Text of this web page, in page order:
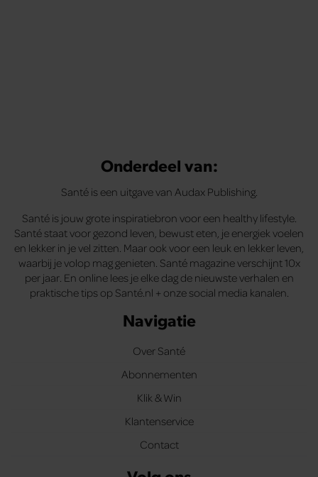
Onderdeel van:
Santé is een uitgave van Audax Publishing.
Santé is jouw grote inspiratiebron voor een healthy lifestyle.
Santé staat voor gezond leven, bewust eten, je energiek voelen
en lekker in je vel zitten. Maar ook voor een leuk en lekker leven,
waarbij je volop mag genieten. Santé magazine verschijnt 10x
per jaar. En online lees je elke dag de nieuwste verhalen en
praktische tips op Santé.nl + onze social media kanalen.
Navigatie
Over Santé
Abonnementen
Klik & Win
Klantenservice
Contact